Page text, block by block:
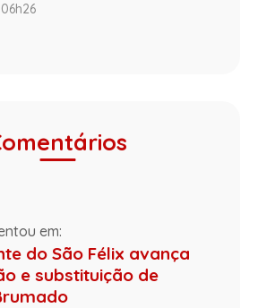
em:
do São Félix avança
e substituição de